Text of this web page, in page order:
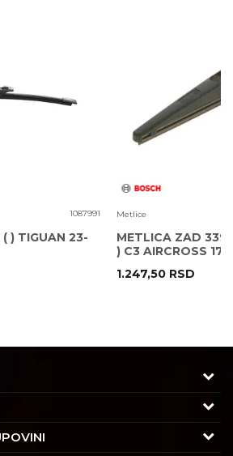
1087991
) TIGUAN 23-
Metlice
METLICA ZAD
) C3 AIRCROSS 17-
1.247,50 RSD